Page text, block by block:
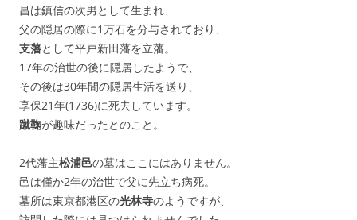
昌は鎮信の次男として生まれ、
父の隠居の際に1万石を分与されており、
支藩として平戸新田藩を立藩。
17年の治世の後に隠居したようで、
その後は30年間の隠居生活を送り、
享保21年(1736)に死去しています。
蹴鞠が趣味だったとのこと。
2代藩主松浦邑の墓はここにはありません。
邑は僅か2年の治世で父に先立ち病死。
墓所は東京都港区の光林寺のようですが、